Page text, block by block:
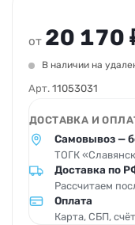
от 20 170
В наличии на
Арт. 11053031
ДОСТАВКА И
Самовывоз —
ТОГК
Доставка по
Рассчитаем
Оплата
Карта, СБП,